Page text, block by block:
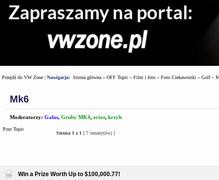
Przejdź do VW Zone | Nawigacja: Strona główna » OFF Topic » Film i foto » Foto Ciekawostki » Golf»
Mk6
Moderatorzy: Galus, Gruby MK4, ector, krzyh
Post Topic
Strona 1 z 1 [ 7 tematy(ów) ]
Win a Prize Worth Up to $100,000.77!